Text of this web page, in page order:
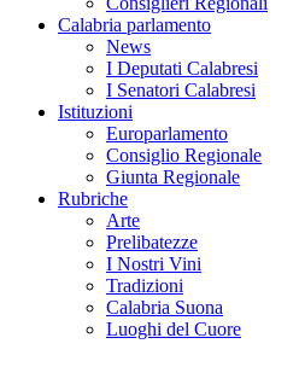
Calabria parlamento
News
I Deputati Calabresi
I Senatori Calabresi
Istituzioni
Europarlamento
Consiglio Regionale
Giunta Regionale
Rubriche
Arte
Prelibatezze
I Nostri Vini
Tradizioni
Calabria Suona
Luoghi del Cuore